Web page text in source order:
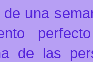
una
de las